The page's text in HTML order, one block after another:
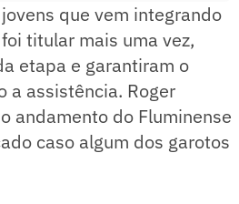
que vem integrando
titular mais uma vez,
etapa e garantiram o
a assistência. Roger
andamento do Fluminense
caso algum dos garotos